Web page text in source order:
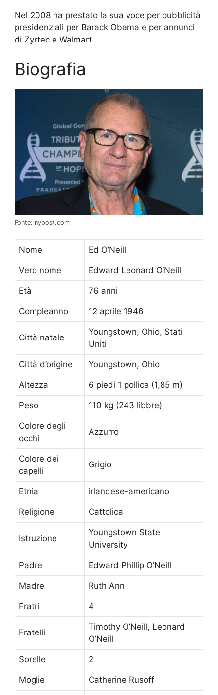
Nel 2008 ha prestato la sua voce per pubblicità
presidenziali per Barack Obama e per annunci
di Zyrtec e Walmart.
Biografia
Fonte: nypost.com
Nome Ed O’Neill
Vero nome Edward Leonard O’Neill
Età 76 anni
Compleanno 12 aprile 1946
Città natale
Youngstown, Ohio, Stati
Uniti
Città d’origine Youngstown, Ohio
Altezza 6 piedi 1 pollice (1,85 m)
Peso 110 kg (243 libbre)
Colore degli
occhi
Azzurro
Colore dei
capelli
Grigio
Etnia irlandese-americano
Religione Cattolica
Istruzione
Youngstown State
University
Padre Edward Phillip O’Neill
Madre Ruth Ann
Fratri 4
Fratelli
Timothy O’Neill, Leonard
O’Neill
Sorelle 2
Moglie Catherine Rusoff